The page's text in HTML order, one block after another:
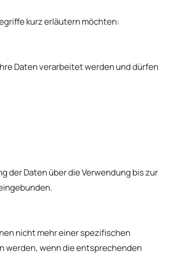
kurz erläutern möchten:
Daten verarbeitet werden und dürfen
der Daten über die Verwendung bis zur
nicht mehr einer spezifischen
werden, wenn die entsprechenden